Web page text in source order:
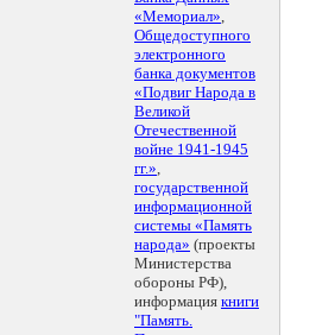
«Мемориал»,
Общедоступного
электронного
банка документов
«Подвиг Народа в
Великой
Отечественной
войне 1941-1945
гг.»,
государственной
информационной
системы «Память
народа» (проекты
Министерства
обороны РФ),
информация книги
"Память.